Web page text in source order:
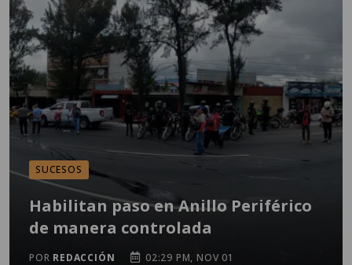
SUCESOS
Habilitan paso en Anillo Periférico
de manera controlada
POR REDACCIÓN 02:29 PM, NOV 01